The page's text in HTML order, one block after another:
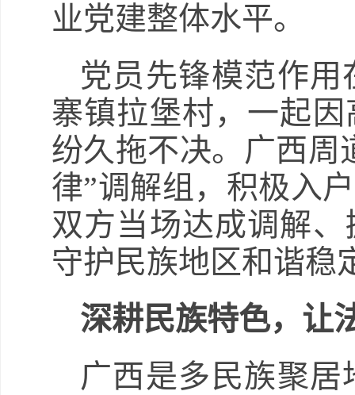
业党建整体水平。
党员先锋模范作
寨镇拉堡村，一起
纷久拖不决。广西周
律”调解组，积极入
双方当场达成调解
守护民族地区和谐稳
深耕民族特色，让
广西是多民族聚